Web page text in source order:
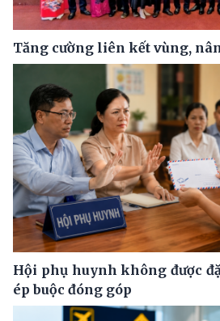
Tăng cường liên kết vùng,
Hội phụ huynh không được
ép buộc đóng góp